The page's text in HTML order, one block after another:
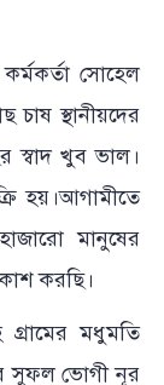
সোহেল
চাষ স্থানীয়দের
স্বাদ খুব ভাল।
হয়।আগামীতে
মানুষের
করছি।
মধুমতি
সুফল ভোগী নূর